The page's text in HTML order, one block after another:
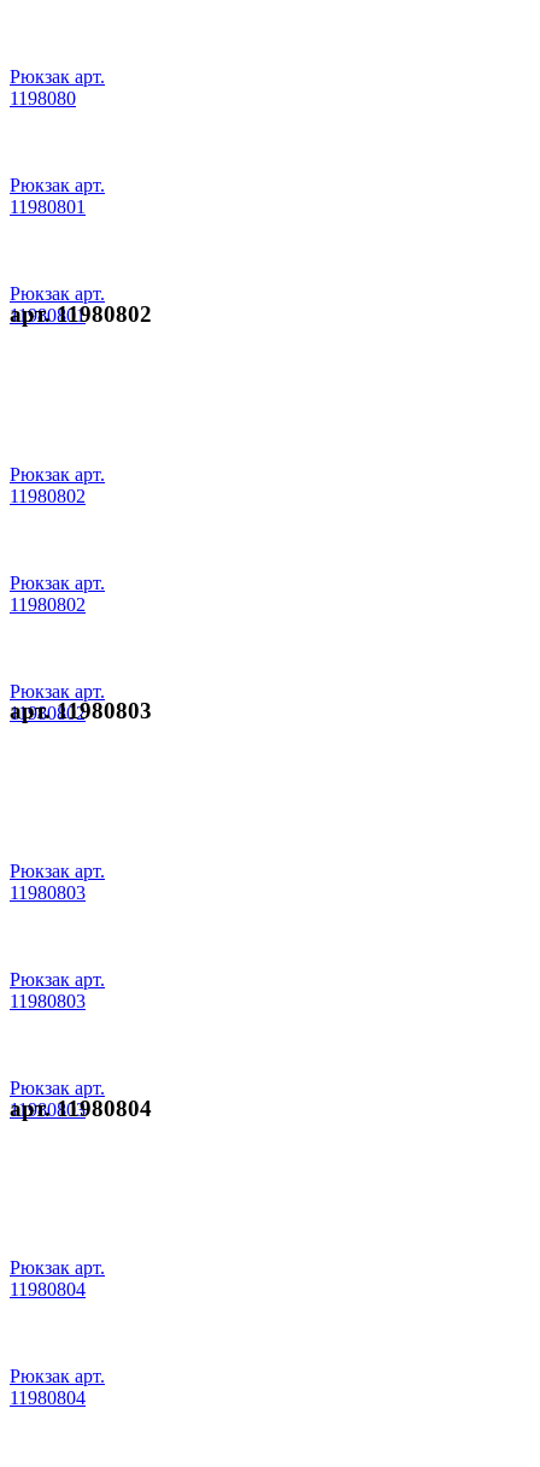
Рюкзак арт.
1198080
Рюкзак арт.
11980801
Рюкзак арт.
11980801
арт. 11980802
Рюкзак арт.
11980802
Рюкзак арт.
11980802
Рюкзак арт.
11980802
арт. 11980803
Рюкзак арт.
11980803
Рюкзак арт.
11980803
Рюкзак арт.
11980803
арт. 11980804
Рюкзак арт.
11980804
Рюкзак арт.
11980804